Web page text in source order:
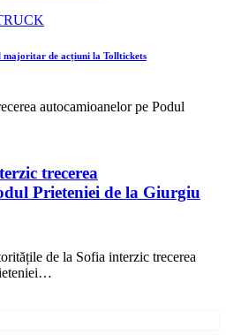
de acțiuni la Tolltickets
autocamioanelor pe Podul
trecerea
Prieteniei de la Giurgiu
de la Sofia interzic trecerea